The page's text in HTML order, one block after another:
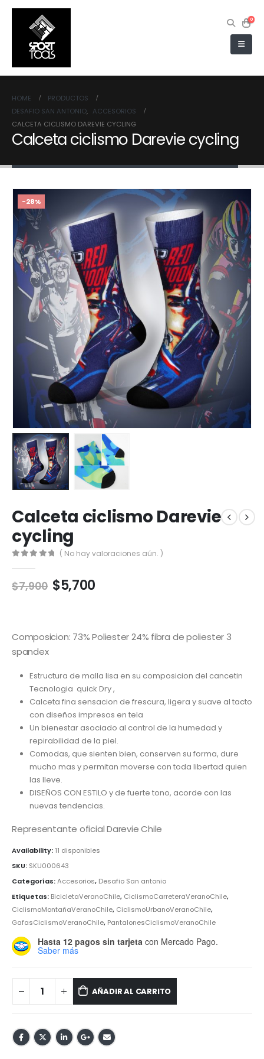
0
HOME
PRODUCTOS
DESAFIO SAN ANTONIO, ACCESORIOS
CALCETA CICLISMO DAREVIE CYCLING
Calceta ciclismo Darevie cycling
-28%
Calceta ciclismo Darevie
cycling
( No hay valoraciones aún. )
$7,900 El
$7,900.
$5,700El
$5,700.
Composicion: 73% Poliester 24% fibra de poliester 3
spandex
Estructura de malla lisa en su composicion del cancetin
Tecnologia quick Dry ,
Calceta fina sensacion de frescura, ligera y suave al tacto
con diseños impresos en tela
Un bienestar asociado al control de la humedad y
repirabilidad de la piel.
Comodas, que sienten bien, conserven su forma, dure
mucho mas y permitan moverse con toda libertad quien
las lleve.
DISEÑOS CON ESTILO y de fuerte tono, acorde con las
nuevas tendencias.
Representante oficial Darevie Chile
Availability: 11 disponibles
SKU: SKU000643
Categorías:Accesorios, Desafio San antonio
Etiquetas: BicicletaVeranoChile, CiclismoCarreteraVeranoChile,
CiclismoMontañaVeranoChile, CiclismoUrbanoVeranoChile,
GafasCiclismoVeranoChile, PantalonesCiclismoVeranoChile
Hasta 12 pagos sin tarjeta con Mercado Pago.
Saber más
AÑADIR AL CARRITO